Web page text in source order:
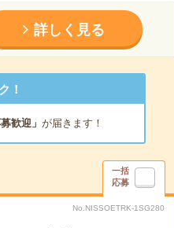
詳しく見る
！
歓迎」 が届きます！
一括
応募
No.NISSOETRK-1SG280